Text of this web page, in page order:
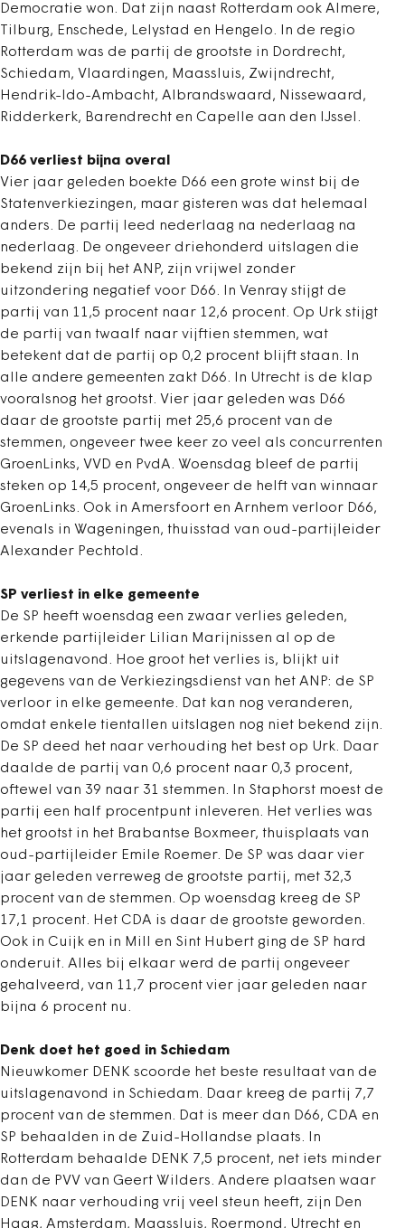
Democratie won. Dat zijn naast Rotterdam ook Almere,
Tilburg, Enschede, Lelystad en Hengelo. In de regio
Rotterdam was de partij de grootste in Dordrecht,
Schiedam, Vlaardingen, Maassluis, Zwijndrecht,
Hendrik-Ido-Ambacht, Albrandswaard, Nissewaard,
Ridderkerk, Barendrecht en Capelle aan den IJssel.
D66 verliest bijna overal
Vier jaar geleden boekte D66 een grote winst bij de
Statenverkiezingen, maar gisteren was dat helemaal
anders. De partij leed nederlaag na nederlaag na
nederlaag. De ongeveer driehonderd uitslagen die
bekend zijn bij het ANP, zijn vrijwel zonder
uitzondering negatief voor D66. In Venray stijgt de
partij van 11,5 procent naar 12,6 procent. Op Urk stijgt
de partij van twaalf naar vijftien stemmen, wat
betekent dat de partij op 0,2 procent blijft staan. In
alle andere gemeenten zakt D66. In Utrecht is de klap
vooralsnog het grootst. Vier jaar geleden was D66
daar de grootste partij met 25,6 procent van de
stemmen, ongeveer twee keer zo veel als concurrenten
GroenLinks, VVD en PvdA. Woensdag bleef de partij
steken op 14,5 procent, ongeveer de helft van winnaar
GroenLinks. Ook in Amersfoort en Arnhem verloor D66,
evenals in Wageningen, thuisstad van oud-partijleider
Alexander Pechtold.
SP verliest in elke gemeente
De SP heeft woensdag een zwaar verlies geleden,
erkende partijleider Lilian Marijnissen al op de
uitslagenavond. Hoe groot het verlies is, blijkt uit
gegevens van de Verkiezingsdienst van het ANP: de SP
verloor in elke gemeente. Dat kan nog veranderen,
omdat enkele tientallen uitslagen nog niet bekend zijn.
De SP deed het naar verhouding het best op Urk. Daar
daalde de partij van 0,6 procent naar 0,3 procent,
oftewel van 39 naar 31 stemmen. In Staphorst moest de
partij een half procentpunt inleveren. Het verlies was
het grootst in het Brabantse Boxmeer, thuisplaats van
oud-partijleider Emile Roemer. De SP was daar vier
jaar geleden verreweg de grootste partij, met 32,3
procent van de stemmen. Op woensdag kreeg de SP
17,1 procent. Het CDA is daar de grootste geworden.
Ook in Cuijk en in Mill en Sint Hubert ging de SP hard
onderuit. Alles bij elkaar werd de partij ongeveer
gehalveerd, van 11,7 procent vier jaar geleden naar
bijna 6 procent nu.
Denk doet het goed in Schiedam
Nieuwkomer DENK scoorde het beste resultaat van de
uitslagenavond in Schiedam. Daar kreeg de partij 7,7
procent van de stemmen. Dat is meer dan D66, CDA en
SP behaalden in de Zuid-Hollandse plaats. In
Rotterdam behaalde DENK 7,5 procent, net iets minder
dan de PVV van Geert Wilders. Andere plaatsen waar
DENK naar verhouding vrij veel steun heeft, zijn Den
Haag, Amsterdam, Maassluis, Roermond, Utrecht en